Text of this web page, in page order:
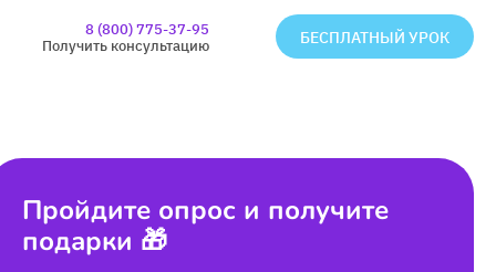
8 (800) 775-37-95
Получить консультацию
БЕСПЛАТНЫЙ УРОК
Пройдите опрос и получите
подарки 🎁